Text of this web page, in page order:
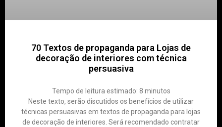
70 Textos de propaganda para Lojas de
decoração de interiores com técnica
persuasiva
Tempo de leitura estimado: 8 minutos
Neste texto, serão discutidos os benefícios de utilizar
técnicas persuasivas em textos de propaganda para lojas
de decoração de interiores. Será recomendado contratar